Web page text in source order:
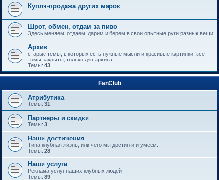
Купля-продажа других марок
Шрот, обмен, отдам за пиво
Здесь меняем, отдаем, дарим и берем в свои опытные руки разные вещи
Архив
старые темы, в которых есть нужные мысли и красивые картинки. все
темы закрыты, только для архива.
Темы: 43
FanClub
Атрибутика
Темы: 31
Партнеры и скидки
Темы: 3
Наши достижения
Типа клубная жизнь, или чего мы достигли и умеем.
Темы: 28
Наши услуги
Реклама услуг наших клубных людей
Темы: 89